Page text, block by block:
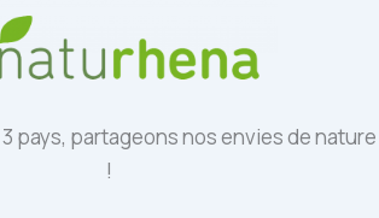
pays, partageons nos envies de nature
!